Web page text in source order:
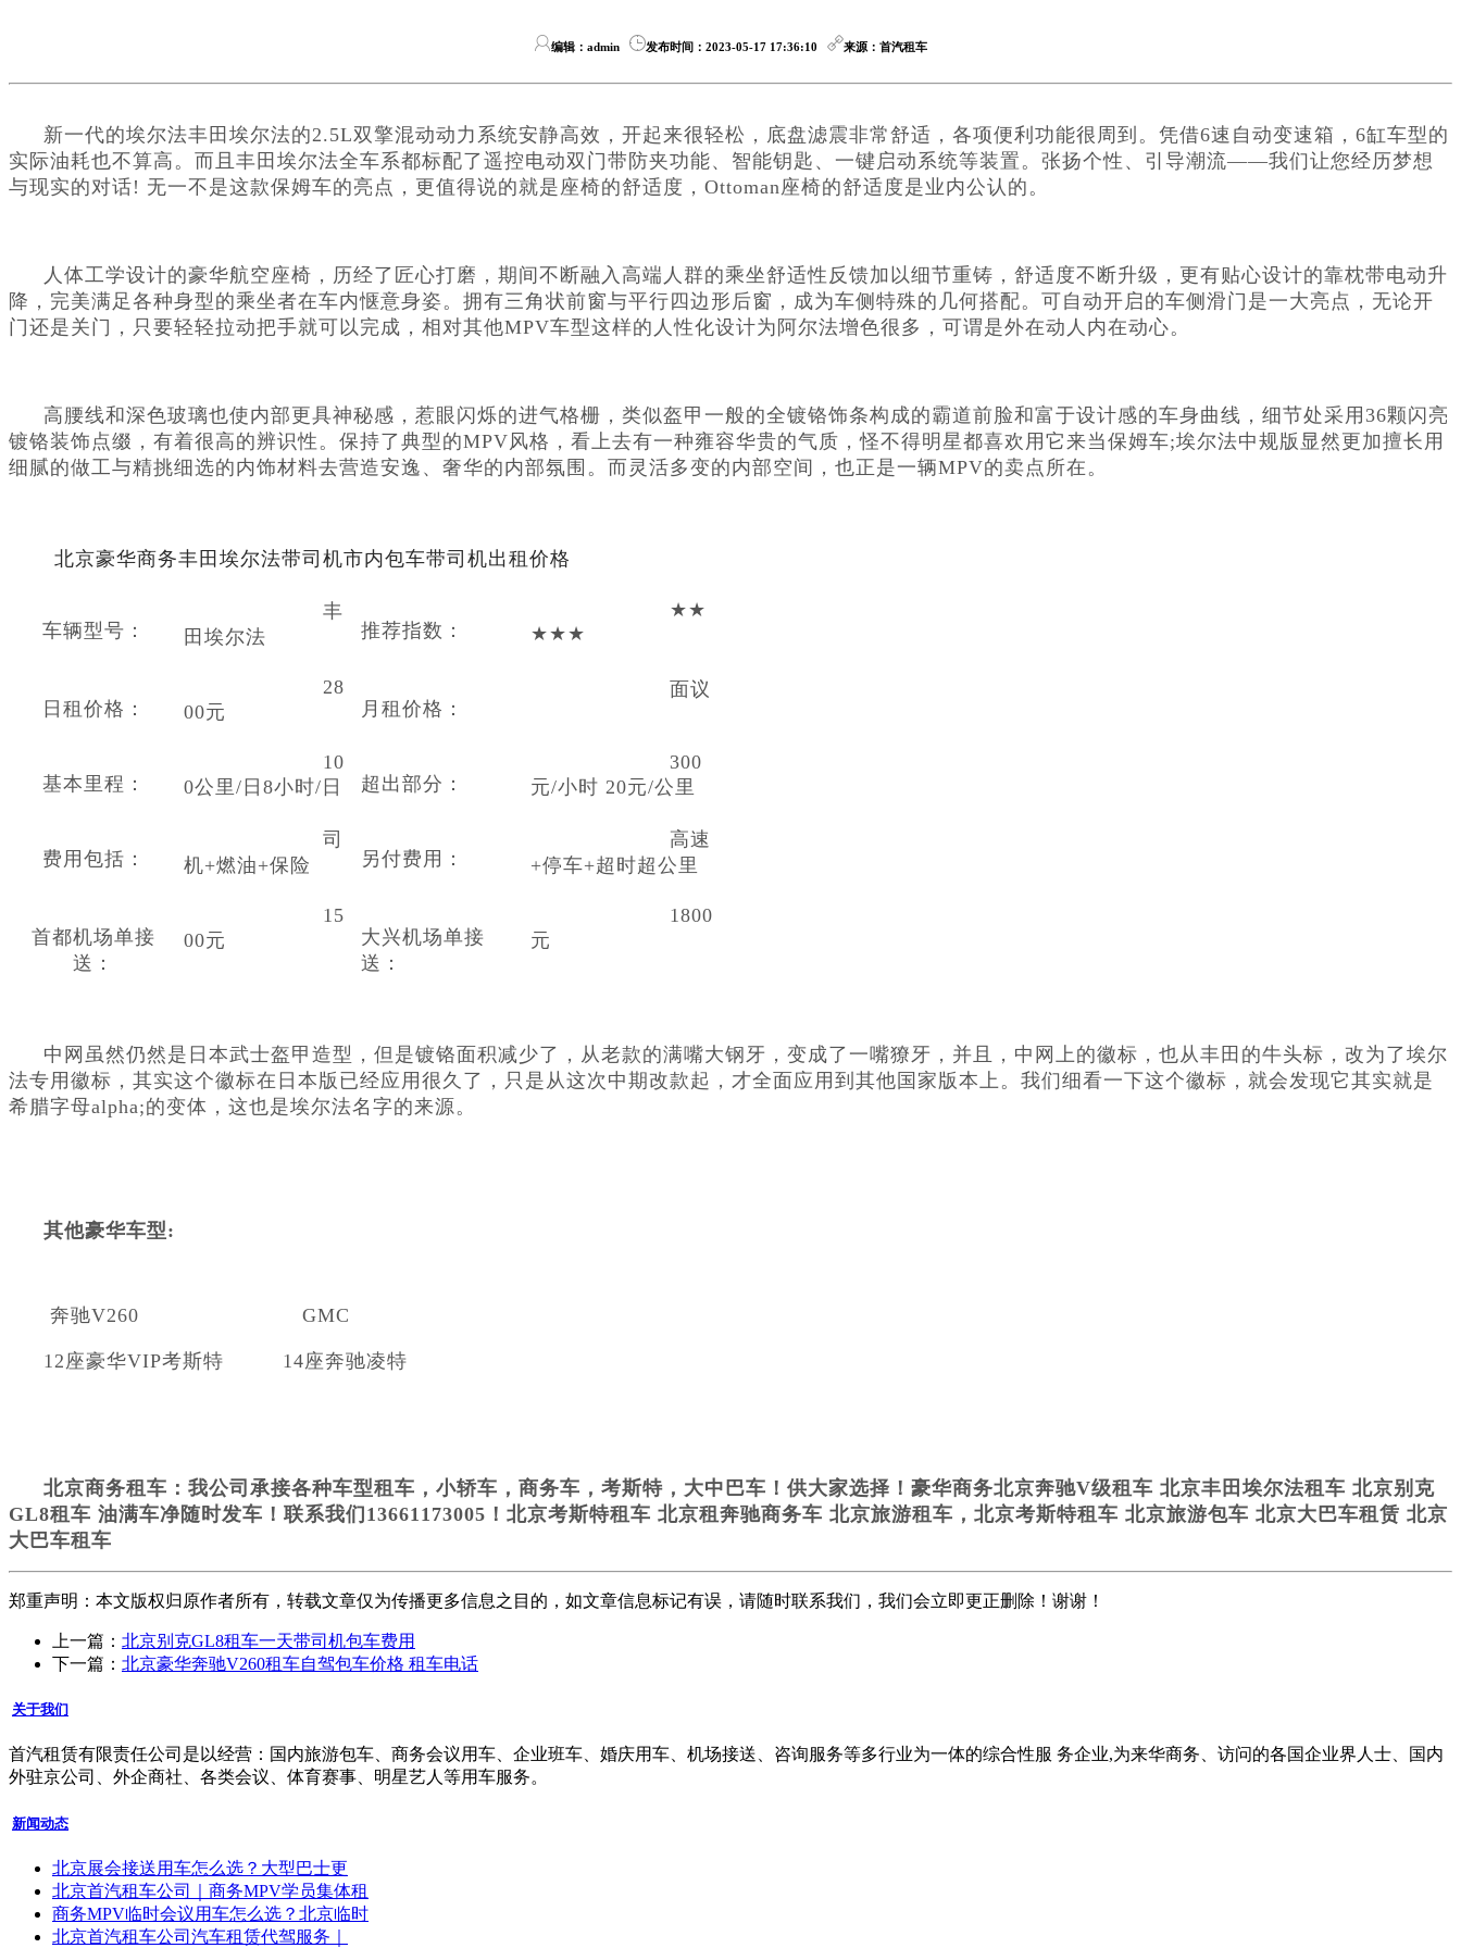
编辑：admin 发布时间：2023-05-17 17:36:10 来源：首汽租车
新一代的埃尔法丰田埃尔法的2.5L双擎混动动力系统安静高效，开起来很轻松，底盘滤震非常舒适，各项便利功能很周到。凭借6速自动变速箱，6缸车型的
实际油耗也不算高。而且丰田埃尔法全车系都标配了遥控电动双门带防夹功能、智能钥匙、一键启动系统等装置。张扬个性、引导潮流——我们让您经历梦想
与现实的对话! 无一不是这款保姆车的亮点，更值得说的就是座椅的舒适度，Ottoman座椅的舒适度是业内公认的。
人体工学设计的豪华航空座椅，历经了匠心打磨，期间不断融入高端人群的乘坐舒适性反馈加以细节重铸，舒适度不断升级，更有贴心设计的靠枕带电动升
降，完美满足各种身型的乘坐者在车内惬意身姿。拥有三角状前窗与平行四边形后窗，成为车侧特殊的几何搭配。可自动开启的车侧滑门是一大亮点，无论开
门还是关门，只要轻轻拉动把手就可以完成，相对其他MPV车型这样的人性化设计为阿尔法增色很多，可谓是外在动人内在动心。
高腰线和深色玻璃也使内部更具神秘感，惹眼闪烁的进气格栅，类似盔甲一般的全镀铬饰条构成的霸道前脸和富于设计感的车身曲线，细节处采用36颗闪亮
镀铬装饰点缀，有着很高的辨识性。保持了典型的MPV风格，看上去有一种雍容华贵的气质，怪不得明星都喜欢用它来当保姆车;埃尔法中规版显然更加擅长用
细腻的做工与精挑细选的内饰材料去营造安逸、奢华的内部氛围。而灵活多变的内部空间，也正是一辆MPV的卖点所在。
北京豪华商务丰田埃尔法带司机市内包车带司机出租价格
车辆型号：
丰
田埃尔法
推荐指数：
★★
★★★
日租价格：
28
00元
月租价格：
面议
基本里程：
10
0公里/日8小时/日
超出部分：
300
元/小时 20元/公里
费用包括：
司
机+燃油+保险
另付费用：
高速
+停车+超时超公里
首都机场单接
送：
15
00元
大兴机场单接
送：
1800
元
中网虽然仍然是日本武士盔甲造型，但是镀铬面积减少了，从老款的满嘴大钢牙，变成了一嘴獠牙，并且，中网上的徽标，也从丰田的牛头标，改为了埃尔
法专用徽标，其实这个徽标在日本版已经应用很久了，只是从这次中期改款起，才全面应用到其他国家版本上。我们细看一下这个徽标，就会发现它其实就是
希腊字母alpha;的变体，这也是埃尔法名字的来源。
其他豪华车型:
奔驰V260                         GMC
12座豪华VIP考斯特 14座奔驰凌特
北京商务租车：我公司承接各种车型租车，小轿车，商务车，考斯特，大中巴车！供大家选择！豪华商务北京奔驰V级租车 北京丰田埃尔法租车 北京别克
GL8租车 油满车净随时发车！联系我们13661173005！北京考斯特租车 北京租奔驰商务车 北京旅游租车，北京考斯特租车 北京旅游包车 北京大巴车租赁 北京
大巴车租车
郑重声明：本文版权归原作者所有，转载文章仅为传播更多信息之目的，如文章信息标记有误，请随时联系我们，我们会立即更正删除！谢谢！
上一篇： 北京别克GL8租车一天带司机包车费用
下一篇： 北京豪华奔驰V260租车自驾包车价格 租车电话
关于我们
首汽租赁有限责任公司是以经营：国内旅游包车、商务会议用车、企业班车、婚庆用车、机场接送、咨询服务等多行业为一体的综合性服 务企业,为来华商务、访问的各国企业界人士、国内
外驻京公司、外企商社、各类会议、体育赛事、明星艺人等用车服务。
新闻动态
北京展会接送用车怎么选？大型巴士更
北京首汽租车公司｜商务MPV学员集体租
商务MPV临时会议用车怎么选？北京临时
北京首汽租车公司汽车租赁代驾服务｜